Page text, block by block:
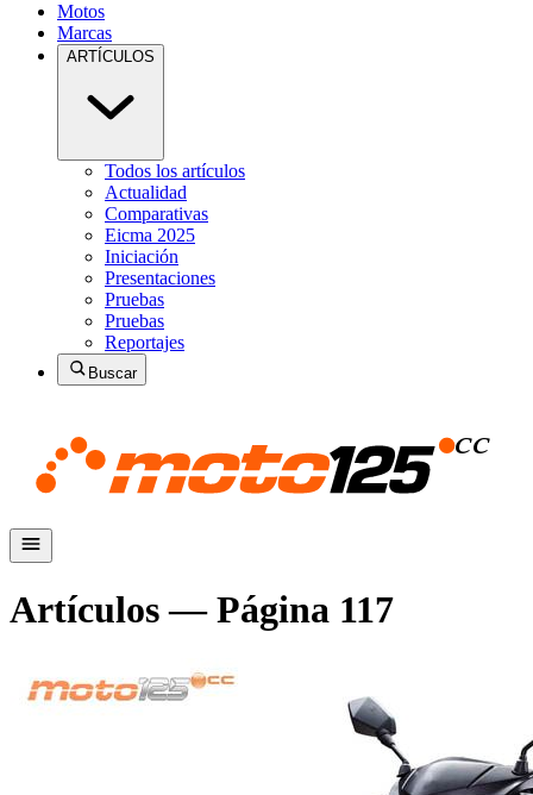
Motos
Marcas
ARTÍCULOS
Todos los artículos
Actualidad
Comparativas
Eicma 2025
Iniciación
Presentaciones
Pruebas
Pruebas
Reportajes
Buscar
Artículos — Página 117